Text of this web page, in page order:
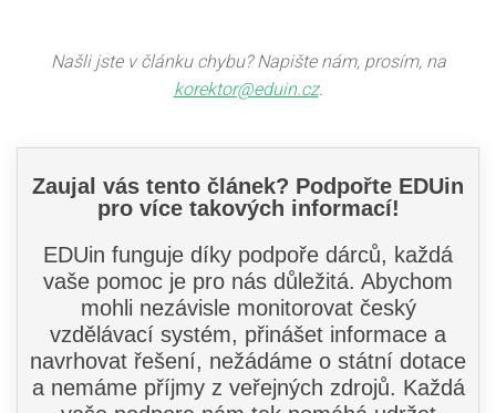
Našli jste v článku chybu? Napište nám, prosím, na
korektor@eduin.cz.